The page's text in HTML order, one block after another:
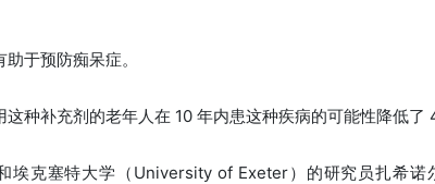
于预防痴呆症。
种补充剂的老年人在 10 年内患这种疾病的可能性降低了
克塞特大学（University of Exeter）的研究员扎希诺